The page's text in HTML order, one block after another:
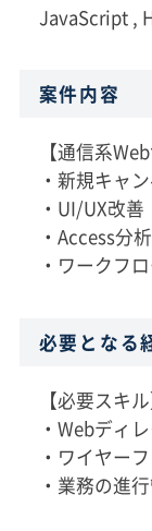
JavaScript ,
案件内容
【通信系
・新規キャ
・UI/UX改善
・Access分
・ワークフ
必要となる
【必要スキル
・Webディ
・ワイヤー
・業務の進